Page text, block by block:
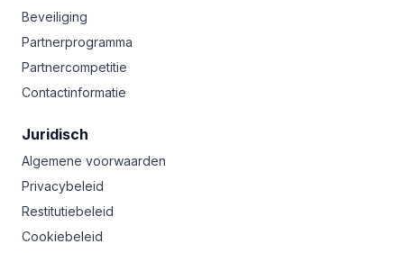
Beveiliging
Partnerprogramma
Partnercompetitie
Contactinformatie
Juridisch
Algemene voorwaarden
Privacybeleid
Restitutiebeleid
Cookiebeleid